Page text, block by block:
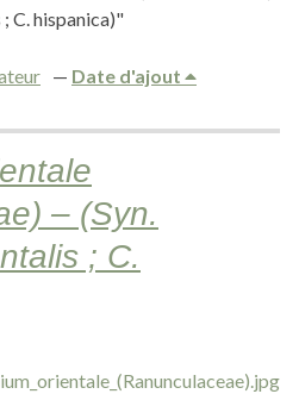
C. hispanica)"
Date d'ajout
– (Syn.
; C.